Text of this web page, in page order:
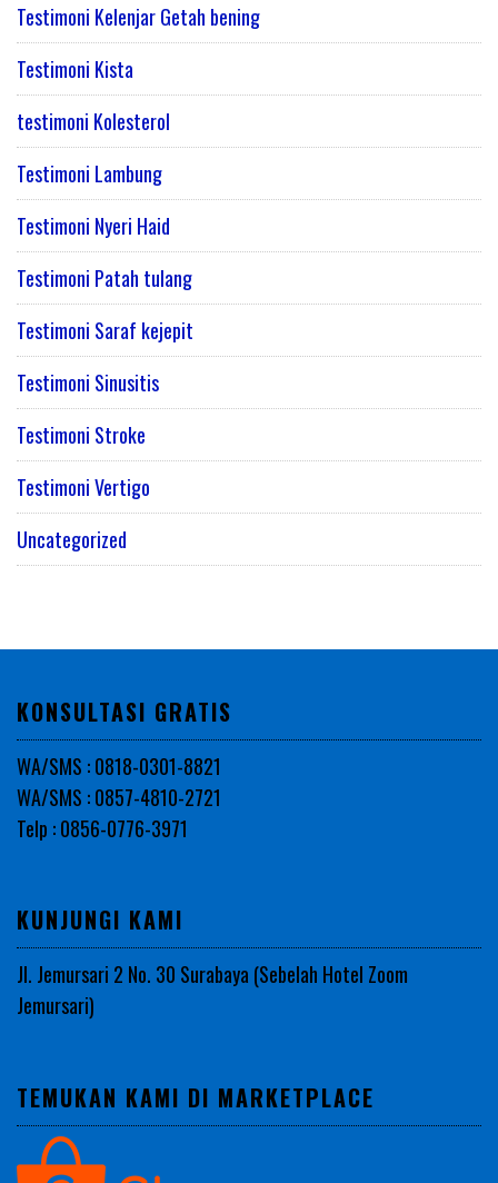
Testimoni Kelenjar Getah bening
Testimoni Kista
testimoni Kolesterol
Testimoni Lambung
Testimoni Nyeri Haid
Testimoni Patah tulang
Testimoni Saraf kejepit
Testimoni Sinusitis
Testimoni Stroke
Testimoni Vertigo
Uncategorized
KONSULTASI GRATIS
WA/SMS : 0818-0301-8821
WA/SMS : 0857-4810-2721
Telp : 0856-0776-3971
KUNJUNGI KAMI
Jl. Jemursari 2 No. 30 Surabaya (Sebelah Hotel Zoom
Jemursari)
TEMUKAN KAMI DI MARKETPLACE